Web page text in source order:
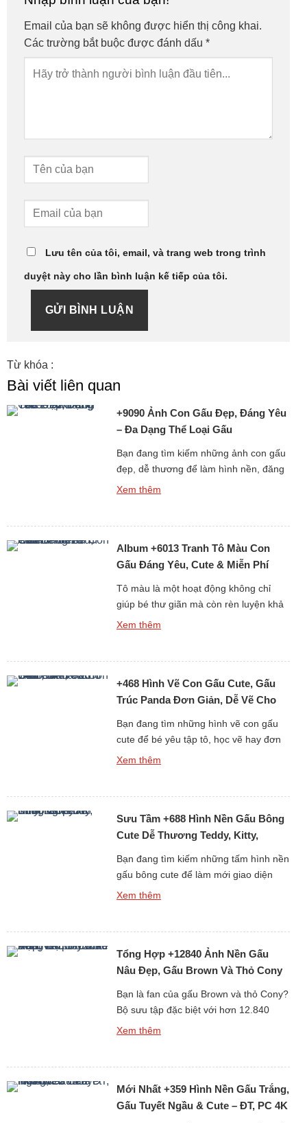
Email của bạn sẽ không được hiển thị công khai.
Các trường bắt buộc được đánh dấu *
Lưu tên của tôi, email, và trang web trong trình
duyệt này cho lần bình luận kế tiếp của tôi.
GỬI BÌNH LUẬN
Từ khóa :
Bài viết liên quan
+9090 Ảnh Con Gấu Đẹp, Đáng Yêu
– Đa Dạng Thể Loại Gấu
Bạn đang tìm kiếm những ảnh con gấu
đẹp, dễ thương để làm hình nền, đăng
story, hoặc chia sẻ với bạn bè? Bộ sưu
ngầu, đến những ảnh gấu […]
Xem thêm
Album +6013 Tranh Tô Màu Con
Gấu Đáng Yêu, Cute & Miễn Phí
Tô màu là một hoạt động không chỉ
giúp bé thư giãn mà còn rèn luyện khả
năng tư duy, sự kiên nhẫn và óc sáng
tập hơn 6013 […]
Xem thêm
+468 Hình Vẽ Con Gấu Cute, Gấu
Trúc Panda Đơn Giản, Dễ Vẽ Cho
Bạn đang tìm những hình vẽ con gấu
cute để bé yêu tập tô, học vẽ hay đơn
giản là làm ảnh trang trí, sticker, sổ tay?
đáng yêu […]
Xem thêm
Sưu Tầm +688 Hình Nền Gấu Bông
Cute Dễ Thương Teddy, Kitty,
Bạn đang tìm kiếm những tấm hình nền
gấu bông cute để làm mới giao diện
điện thoại hay máy tính mỗi ngày? Bộ
kế mềm mại, đáng yêu và […]
Xem thêm
Tổng Hợp +12840 Ảnh Nền Gấu
Nâu Đẹp, Gấu Brown Và Thỏ Cony
Bạn là fan của gấu Brown và thỏ Cony?
Bộ sưu tập đặc biệt với hơn 12.840
hình nền gấu Brown cute, đẹp, sắc nét
hoạt hình huyền thoại Brown […]
Xem thêm
Mới Nhất +359 Hình Nền Gấu Trắng,
Gấu Tuyết Ngầu & Cute – ĐT, PC 4K